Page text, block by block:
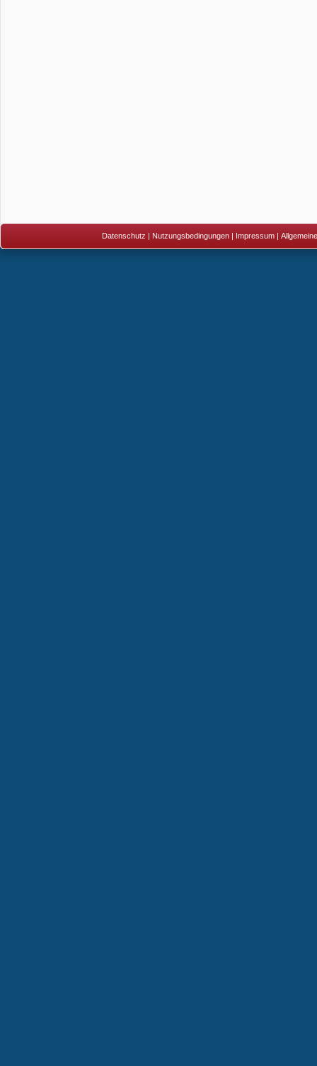
Datenschutz | Nutzungsbedingungen| Impressum|